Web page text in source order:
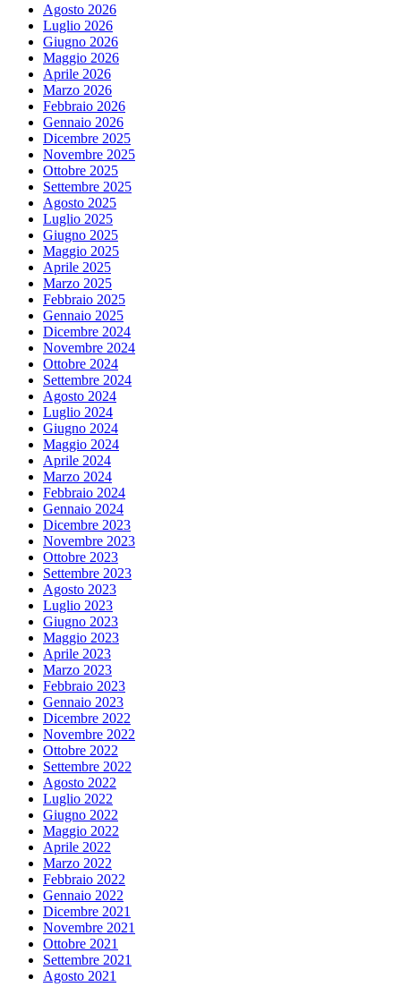
Agosto 2026
Luglio 2026
Giugno 2026
Maggio 2026
Aprile 2026
Marzo 2026
Febbraio 2026
Gennaio 2026
Dicembre 2025
Novembre 2025
Ottobre 2025
Settembre 2025
Agosto 2025
Luglio 2025
Giugno 2025
Maggio 2025
Aprile 2025
Marzo 2025
Febbraio 2025
Gennaio 2025
Dicembre 2024
Novembre 2024
Ottobre 2024
Settembre 2024
Agosto 2024
Luglio 2024
Giugno 2024
Maggio 2024
Aprile 2024
Marzo 2024
Febbraio 2024
Gennaio 2024
Dicembre 2023
Novembre 2023
Ottobre 2023
Settembre 2023
Agosto 2023
Luglio 2023
Giugno 2023
Maggio 2023
Aprile 2023
Marzo 2023
Febbraio 2023
Gennaio 2023
Dicembre 2022
Novembre 2022
Ottobre 2022
Settembre 2022
Agosto 2022
Luglio 2022
Giugno 2022
Maggio 2022
Aprile 2022
Marzo 2022
Febbraio 2022
Gennaio 2022
Dicembre 2021
Novembre 2021
Ottobre 2021
Settembre 2021
Agosto 2021